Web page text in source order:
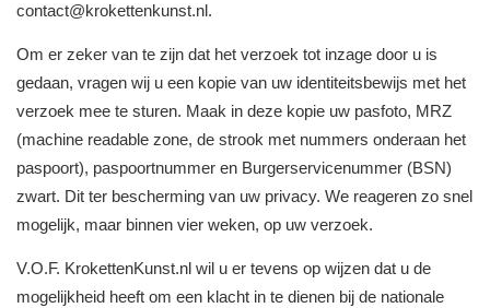
contact@krokettenkunst.nl.
Om er zeker van te zijn dat het verzoek tot inzage door u is
gedaan, vragen wij u een kopie van uw identiteitsbewijs met het
verzoek mee te sturen. Maak in deze kopie uw pasfoto, MRZ
(machine readable zone, de strook met nummers onderaan het
paspoort), paspoortnummer en Burgerservicenummer (BSN)
zwart. Dit ter bescherming van uw privacy. We reageren zo snel
mogelijk, maar binnen vier weken, op uw verzoek.
V.O.F. KrokettenKunst.nl wil u er tevens op wijzen dat u de
mogelijkheid heeft om een klacht in te dienen bij de nationale